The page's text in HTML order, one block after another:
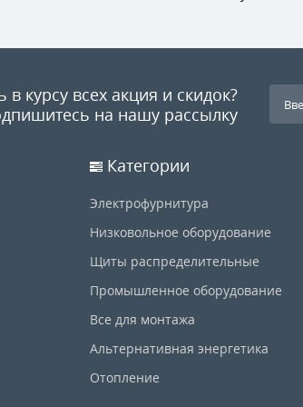
в курсу всех акция и скидок?
на нашу рассылку
Категории
Электрофурнитура
Низковольное оборудование
Щиты распределительные
Промышленное оборудование
Все для монтажа
Альтернативная энергетика
Отопление